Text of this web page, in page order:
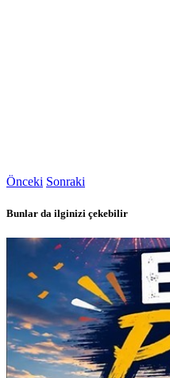
Önceki Sonraki
Bunlar da ilginizi çekebilir